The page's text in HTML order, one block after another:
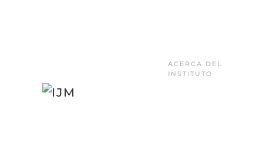
ACERCA DEL
INSTITUTO